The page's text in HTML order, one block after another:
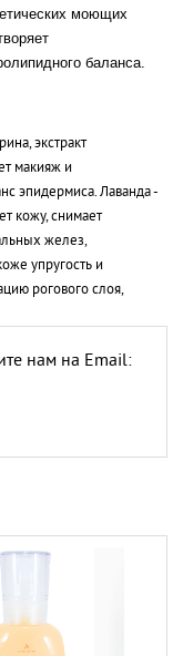
моющих
баланса.
экстракт
макияж и
эпидермиса. Лаванда -
кожу, снимает
желез,
упругость и
рогового слоя,
нам на Email: